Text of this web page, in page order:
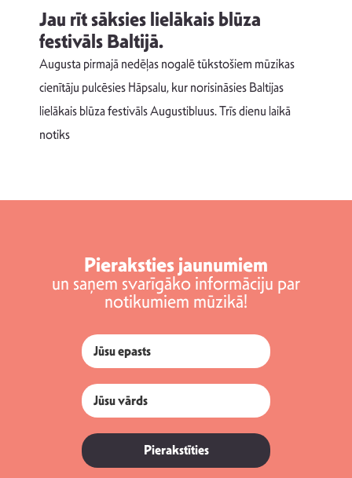
Jau rīt sāksies lielākais blūza
festivāls Baltijā.
Augusta pirmajā nedēļas nogalē tūkstošiem mūzikas
cienītāju pulcēsies Hāpsalu, kur norisināsies Baltijas
lielākais blūza festivāls Augustibluus. Trīs dienu laikā
notiks
Pieraksties jaunumiem
un saņem svarīgāko informāciju par
notikumiem mūzikā!
Pierakstīties